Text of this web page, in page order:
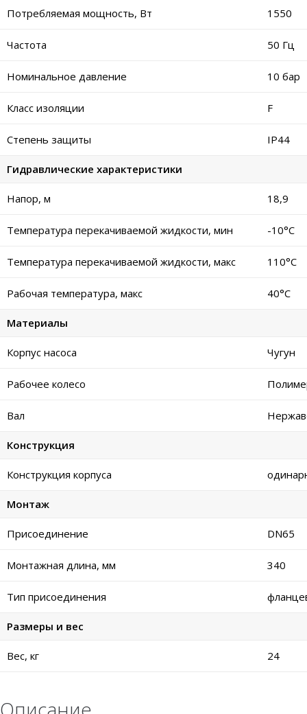
Потребляемая мощность, Вт 1550
Частота 50 Гц
Номинальное давление 10 бар
Класс изоляции F
Степень защиты IP44
Гидравлические характеристики
Напор, м 18,9
Температура перекачиваемой жидкости, мин -10°C
Температура перекачиваемой жидкости, макс 110°C
Рабочая температура, макс 40°C
Материалы
Корпус насоса Чугун
Рабочее колесо
Вал
Конструкция
Конструкция корпуса
Монтаж
Присоединение DN65
Монтажная длина, мм 340
Тип присоединения
Размеры и вес
Вес, кг 24